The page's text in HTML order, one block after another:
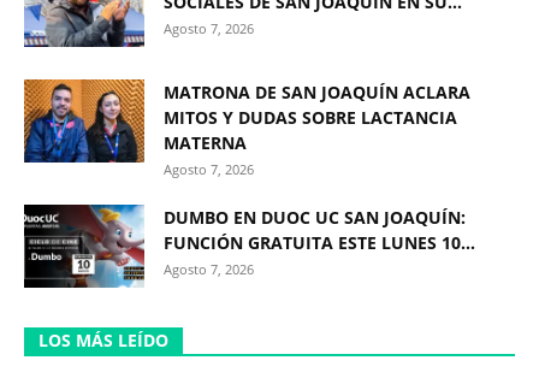
Agosto 7, 2026
MATRONA DE SAN JOAQUÍN ACLARA
MITOS Y DUDAS SOBRE LACTANCIA
MATERNA
Agosto 7, 2026
DUMBO EN DUOC UC SAN JOAQUÍN:
FUNCIÓN GRATUITA ESTE LUNES 10...
Agosto 7, 2026
LOS MÁS LEÍDO